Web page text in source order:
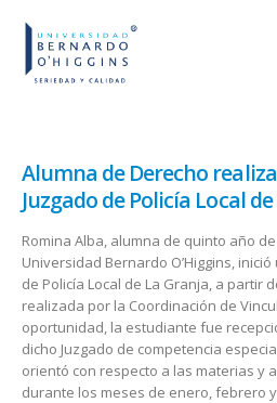
Alumna de Derecho
Juzgado de Policía Local
Romina Alba, alumna de quinto año
Universidad Bernardo O’Higgins,
de Policía Local de La Granja, a partir
realizada por la Coordinación de
oportunidad, la estudiante fue
dicho Juzgado de competencia
orientó con respecto a las materias y
durante los meses de enero, febrero